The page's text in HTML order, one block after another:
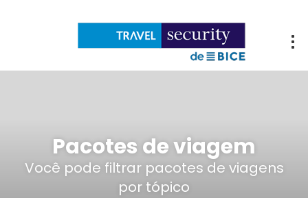
Pacotes de viagem
Você pode filtrar pacotes de viagens
por tópico